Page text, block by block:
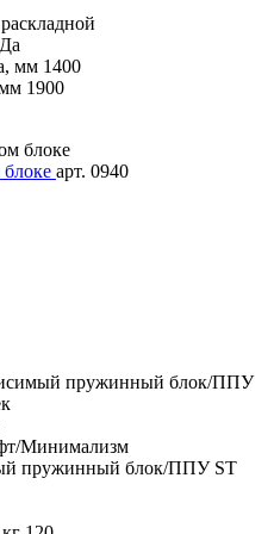
Да
мм 1400
1900
арт. 0940
пружинный блок/ППУ
Минимализм
пружинный блок/ППУ ST